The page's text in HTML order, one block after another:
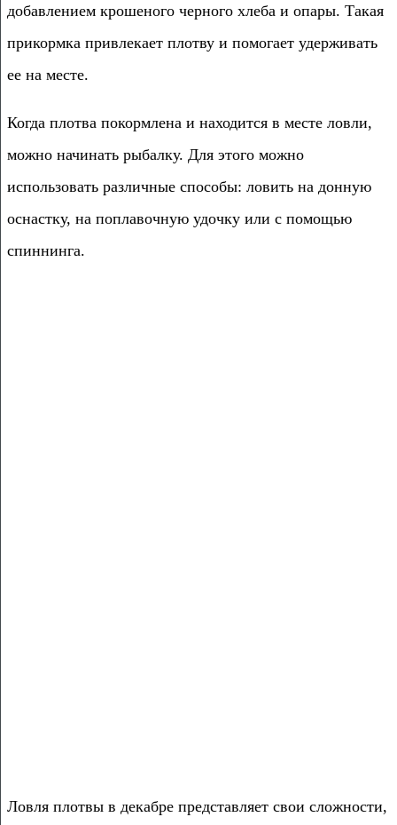
добавлением крошеного черного хлеба и опары. Такая
прикормка привлекает плотву и помогает удерживать
ее на месте.
Когда плотва покормлена и находится в месте ловли,
можно начинать рыбалку. Для этого можно
использовать различные способы: ловить на донную
оснастку, на поплавочную удочку или с помощью
спиннинга.
Ловля плотвы в декабре представляет свои сложности,